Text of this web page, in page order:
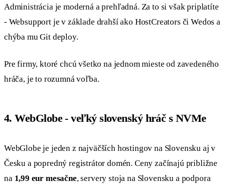
Administrácia je moderná a prehľadná. Za to si však priplatíte
- Websupport je v základe drahší ako HostCreators či Wedos a
chýba mu Git deploy.
Pre firmy, ktoré chcú všetko na jednom mieste od zavedeného
hráča, je to rozumná voľba.
4. WebGlobe - veľký slovenský hráč s NVMe
WebGlobe je jeden z najväčších hostingov na Slovensku aj v
Česku a popredný registrátor domén. Ceny začínajú približne
na 1,99 eur mesačne, servery stoja na Slovensku a podpora